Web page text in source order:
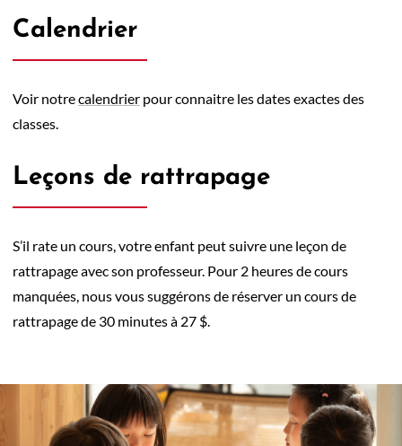
Calendrier
Voir notrecalendrier pour connaitre les dates exactes des
classes.
Leçons de rattrapage
S’il rate un cours, votre enfant peut suivre une leçon de
rattrapage avec son professeur. Pour 2 heures de cours
manquées, nous vous suggérons de réserver un cours de
rattrapage de 30 minutes à 27 $.